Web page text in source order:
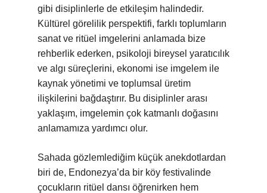
gibi disiplinlerle de etkileşim halindedir.
Kültürel görelilik perspektifi, farklı toplumların
sanat ve ritüel imgelerini anlamada bize
rehberlik ederken, psikoloji bireysel yaratıcılık
ve algı süreçlerini, ekonomi ise imgelem ile
kaynak yönetimi ve toplumsal üretim
ilişkilerini bağdaştırır. Bu disiplinler arası
yaklaşım, imgelemin çok katmanlı doğasını
anlamamıza yardımcı olur.
Sahada gözlemlediğim küçük anekdotlardan
biri de, Endonezya’da bir köy festivalinde
çocukların ritüel dansı öğrenirken hem